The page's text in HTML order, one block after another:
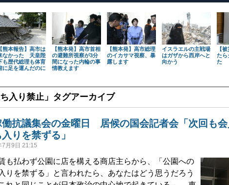
【熊本報告】高市は
なかった 天皇陛
も歴代総理も体育
に足を運んだのに
【熊本発】高市首相
の避難所視察が3分
間になった内輪の事
情教えます
【熊本発】高市総理
のイカサマ視察、暴
露します
イスラエルの主戦場
はガザから西岸へと
向かう
【
たら
た
入り禁止 」タグアーカイブ
働抗議集会の金曜日 居候の国会記者会「次回も
りを禁ずる」
7月9日 21:15
も払わず公園に店を構える商店主らから、「公園への
りを禁ずる」と言われたら、あなたはどう思うだろう